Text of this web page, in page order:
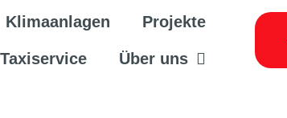
Klimaanlagen Projekte
Taxiservice Über uns